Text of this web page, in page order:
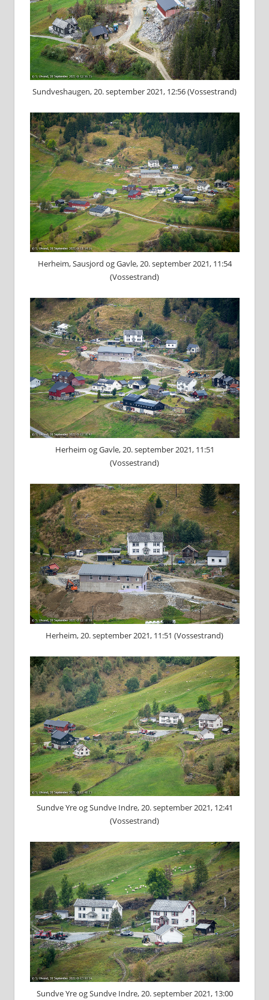
Sundveshaugen, 20. september 2021, 12:56 (Vossestrand)
Herheim, Sausjord og Gavle, 20. september 2021, 11:54
(Vossestrand)
Herheim og Gavle, 20. september 2021, 11:51
(Vossestrand)
Herheim, 20. september 2021, 11:51 (Vossestrand)
Sundve Yre og Sundve Indre, 20. september 2021, 12:41
(Vossestrand)
Sundve Yre og Sundve Indre, 20. september 2021, 13:00